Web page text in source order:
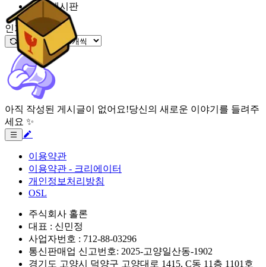
잡담 게시판
인기글
아직 작성된 게시글이 없어요!당신의 새로운 이야기를 들려주
세요 ✨
이용약관
이용약관 - 크리에이터
개인정보처리방침
OSL
주식회사 홀론
대표 : 신민정
사업자번호 : 712-88-03296
통신판매업 신고번호: 2025-고양일산동-1902
경기도 고양시 덕양구 고양대로 1415, C동 11층 1101호